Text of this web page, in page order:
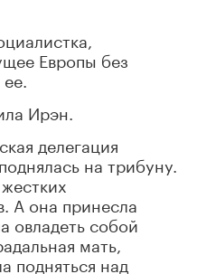
Европы без
Ирэн.
делегация
на трибуну.
А она принесла
овладеть собой
мать,
подняться над